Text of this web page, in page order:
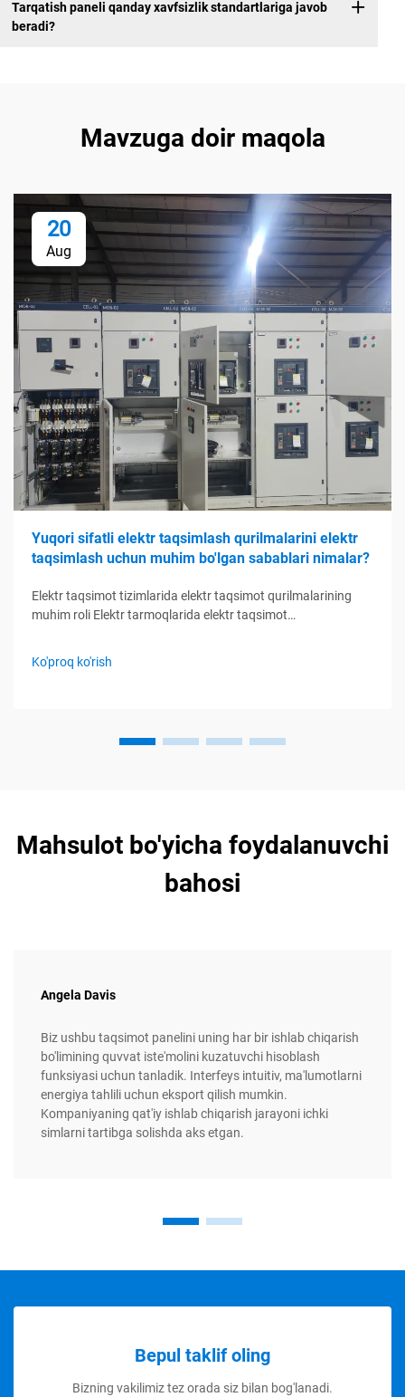
Tarqatish paneli qanday xavfsizlik standartlariga javob
beradi?
Mavzuga doir maqola
20
Aug
Yuqori sifatli elektr taqsimlash qurilmalarini elektr
taqsimlash uchun muhim bo'lgan sabablari nimalar?
Elektr taqsimot tizimlarida elektr taqsimot qurilmalarining
muhim roli Elektr tarmoqlarida elektr taqsimot
kabi xizmat qiladi, elektr zanjirlarini nazorat qilish, himoya
Ko'proq ko'rish
Mahsulot bo'yicha foydalanuvchi
bahosi
Angela Davis
Biz ushbu taqsimot panelini uning har bir ishlab chiqarish
bo'limining quvvat iste'molini kuzatuvchi hisoblash
funksiyasi uchun tanladik. Interfeys intuitiv, ma'lumotlarni
energiya tahlili uchun eksport qilish mumkin.
Kompaniyaning qat'iy ishlab chiqarish jarayoni ichki
simlarni tartibga solishda aks etgan.
Bepul taklif oling
Bizning vakilimiz tez orada siz bilan bog'lanadi.